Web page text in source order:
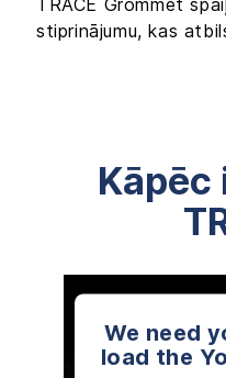
TRACE Grommet
stiprinājumu, kas
Kāpēc
We need
load the